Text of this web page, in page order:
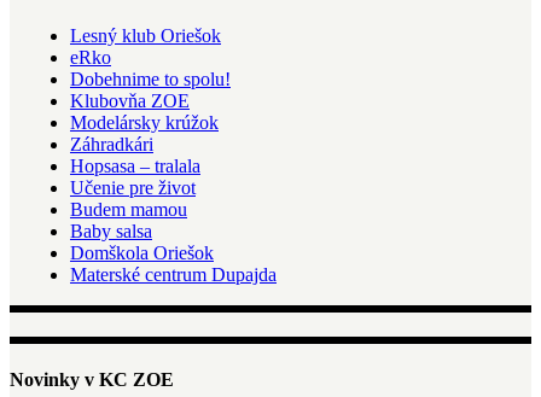
Lesný klub Oriešok
eRko
Dobehnime to spolu!
Klubovňa ZOE
Modelársky krúžok
Záhradkári
Hopsasa – tralala
Učenie pre život
Budem mamou
Baby salsa
Domškola Oriešok
Materské centrum Dupajda
Novinky v KC ZOE